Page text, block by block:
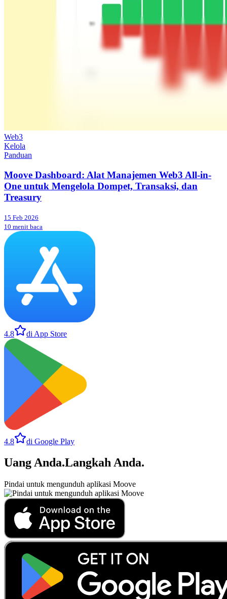
Web3
Kelola
Panduan
Moove Dashboard: Alat Manajemen Web3 All-in-
One untuk Mengelola Dompet, Transaksi, dan
Treasury
15 Feb 2026
10 menit baca
4.8 di App Store
4.8 di Google Play
Uang Anda.Langkah Anda.
Pindai untuk mengunduh aplikasi Moove